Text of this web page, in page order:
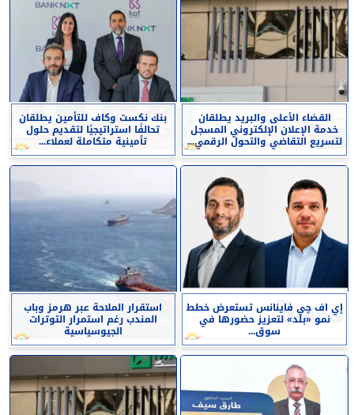
القضاء الأعلى والبريد يطلقان
خدمة الإعلان الإلكتروني المسجل
لتسريع التقاضي والتحول الرقمي...
بنك نكست وكاف للتأمين يطلقان
تحالفًا استراتيجيًا لتقديم حلول
تأمينية متكاملة لعملاء...
إي اف چي فاينانس تستعرض خطط
نمو «بلد» لتعزيز حضورها في
سوق...
استقرار الملاحة عبر هرمز وباب
المندب رغم استمرار التوترات
الجيوسياسية